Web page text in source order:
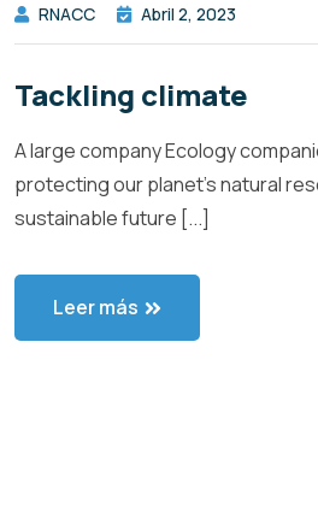
RNACC Abril 2, 2023
Tackling climate
A large company Ecology
protecting our planet’s natural
sustainable future [...]
Leer más